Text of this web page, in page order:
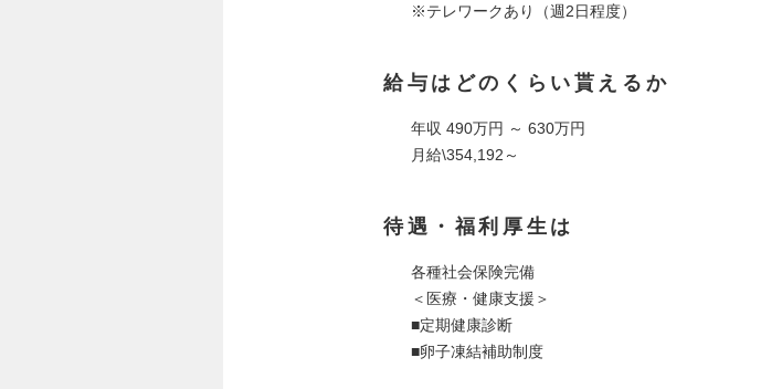
※テレワークあり（週2日程度）
給与はどのくらい貰えるか
年収 490万円 ～ 630万円
月給\354,192～
待遇・福利厚生は
各種社会保険完備
＜医療・健康支援＞
■定期健康診断
■卵子凍結補助制度